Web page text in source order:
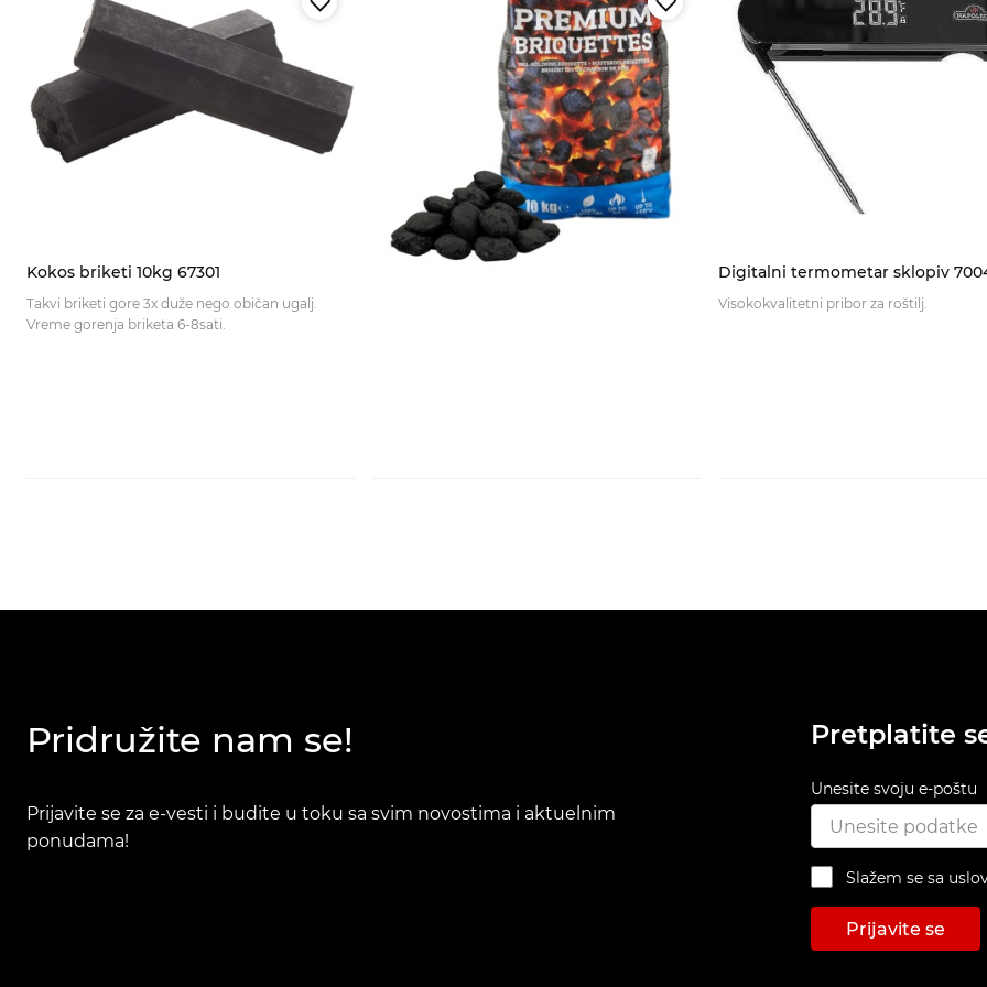
Kokos briketi 10kg 67301
Takvi briketi gore 3x duže nego običan ugalj.
Vreme gorenja briketa 6-8sati.
Digitalni termometar sklopiv
Visokokvalitetni pribor za roštilj.
Pridružite nam se!
Prijavite se za e-vesti i budite u toku sa svim novostima i aktuelnim
ponudama!
Pretplatite
Unesite svoju e-poštu
Slažem se sa
Prijavite se